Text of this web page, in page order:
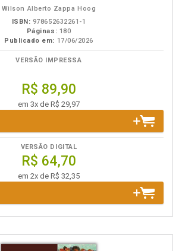
Wilson Alberto Zappa Hoog
ISBN: 978652632261-1
Páginas: 180
Publicado em: 17/06/2026
VERSÃO IMPRESSA
R$ 89,90
em 3x de R$ 29,97
VERSÃO DIGITAL
R$ 64,70
em 2x de R$ 32,35